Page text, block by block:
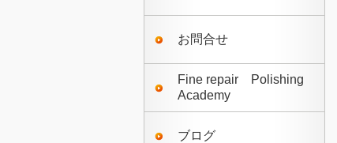
お問合せ
Fine repair Polishing
Academy
ブログ